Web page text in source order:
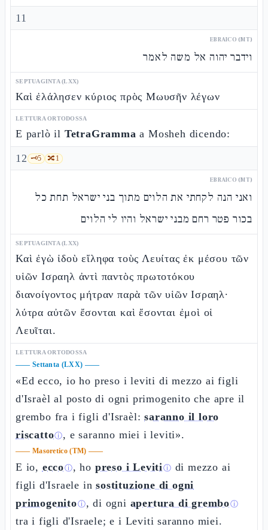
11
EBRAICO (MT)
וידבר יהוה אל משה לאמר
SEPTUAGINTA (LXX)
Καὶ ἐλάλησεν κύριος πρὸς Μωυσῆν λέγων
LETTURA ORTODOSSA
E parlò il TetraGramma a Mosheh dicendo:
12 🗝️5 🔀1
EBRAICO (MT)
ואני הנה לקחתי את הלוים מתוך בני ישראל תחת כל
בכור פטר רחם מבני ישראל והיו לי הלוים
SEPTUAGINTA (LXX)
Καὶ ἐγὼ ἰδοὺ εἴληφα τοὺς Λευίτας ἐκ μέσου τῶν
υἱῶν Ισραηλ ἀντὶ παντὸς πρωτοτόκου
διανοίγοντος μήτραν παρὰ τῶν υἱῶν Ισραηλ·
λύτρα αὐτῶν ἔσονται καὶ ἔσονται ἐμοὶ οἱ
Λευῖται.
LETTURA ORTODOSSA
—— Settanta (LXX) ——
«Ed ecco, io ho preso i leviti di mezzo ai figli
d'Israèl al posto di ogni primogenito che apre il
grembo fra i figli d'Israèl:saranno il loro
riscattoⓘ, e saranno miei i leviti».
—— Masoretico (TM) ——
E io, eccoⓘ, ho preso i Levitiⓘ di mezzo ai
figli d'Israele insostituzione di ogni
primogenitoⓘ, di ogni apertura di gremboⓘ
tra i figli d'Israele; e i Leviti saranno miei.